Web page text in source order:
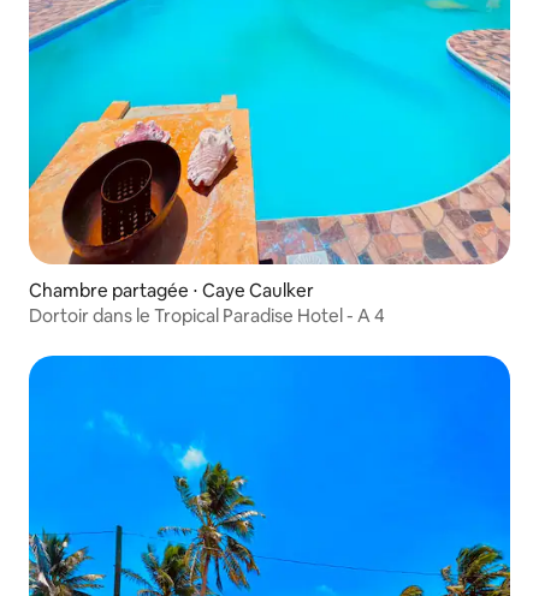
Chambre partagée ⋅ Caye Caulker
Dortoir dans le Tropical Paradise Hotel - A 4